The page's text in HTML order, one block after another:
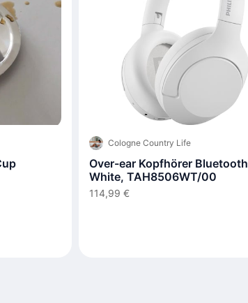
Cologne Country Life
Over-ear Kopfhörer Bluetooth
White, TAH8506WT/00
114,99 €